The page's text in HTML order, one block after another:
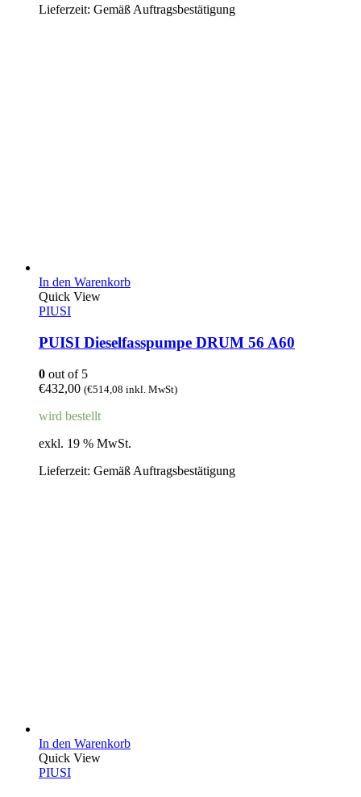
Lieferzeit: Gemäß Auftragsbestätigung
In den Warenkorb
Quick View
PIUSI
PUISI Dieselfasspumpe DRUM 56 A60
0 out of 5
€432,00 (€514,08 inkl. MwSt)
wird bestellt
exkl. 19 % MwSt.
Lieferzeit: Gemäß Auftragsbestätigung
In den Warenkorb
Quick View
PIUSI